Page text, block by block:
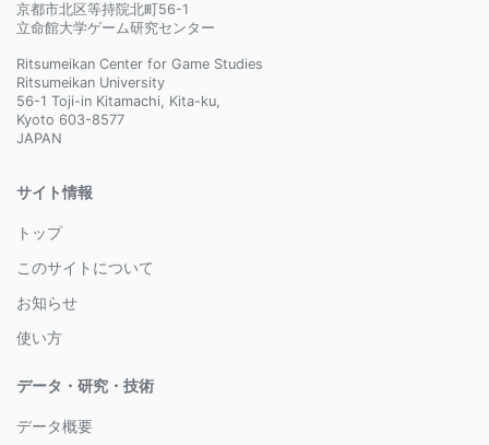
京都市北区等持院北町56-1
立命館大学ゲーム研究センター
Ritsumeikan Center for Game Studies
Ritsumeikan University
56-1 Toji-in Kitamachi, Kita-ku,
Kyoto 603-8577
JAPAN
サイト情報
トップ
このサイトについて
お知らせ
使い方
データ・研究・技術
データ概要